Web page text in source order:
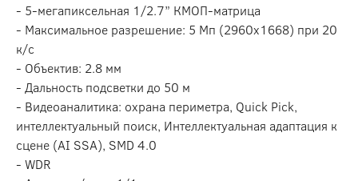
- 5-мегапиксельная 1/2.7” КМОП-матрица
- Максимальное разрешение: 5 Мп (2960x1668) при 20
к/с
- Объектив: 2.8 мм
- Дальность подсветки до 50 м
- Видеоаналитика: охрана периметра, Quick Pick,
интеллектуальный поиск, Интеллектуальная адаптация к
сцене (AI SSA), SMD 4.0
- WDR